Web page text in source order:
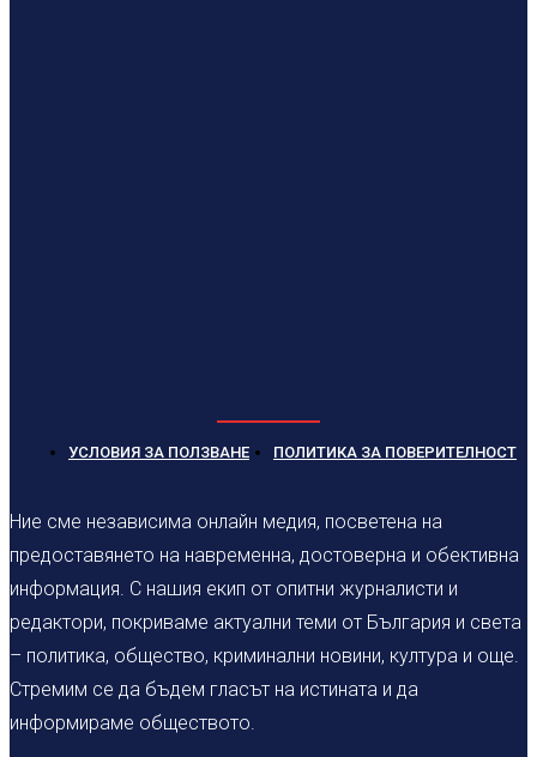
УСЛОВИЯ ЗА ПОЛЗВАНЕ ПОЛИТИКА ЗА ПОВЕРИТЕЛНОСТ
Ние сме независима онлайн медия, посветена на
предоставянето на навременна, достоверна и обективна
информация. С нашия екип от опитни журналисти и
редактори, покриваме актуални теми от България и света
– политика, общество, криминални новини, култура и още.
Стремим се да бъдем гласът на истината и да
информираме обществото.